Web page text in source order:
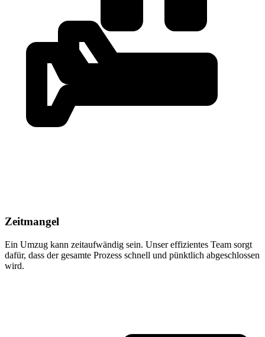
Zeitmangel
Ein Umzug kann zeitaufwändig sein. Unser effizientes Team sorgt
dafür, dass der gesamte Prozess schnell und pünktlich abgeschlossen
wird.